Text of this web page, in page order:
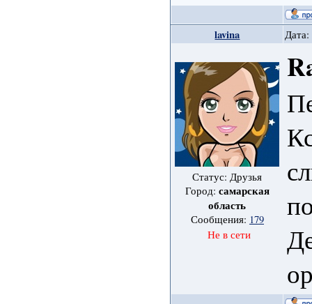
lavina Дата:
Статус: Друзья
Город: самарская
область
Сообщения: 179
Не в сети